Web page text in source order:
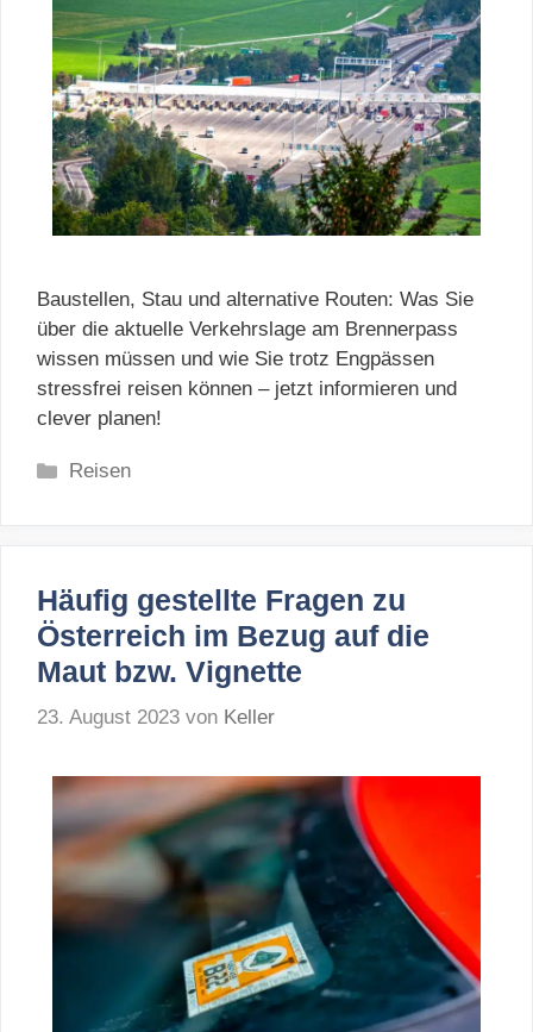
Baustellen, Stau und alternative Routen: Was Sie
über die aktuelle Verkehrslage am Brennerpass
wissen müssen und wie Sie trotz Engpässen
stressfrei reisen können – jetzt informieren und
clever planen!
Kategorien
Reisen
Häufig gestellte Fragen zu
Österreich im Bezug auf die
Maut bzw. Vignette
23. August 2023 von Keller